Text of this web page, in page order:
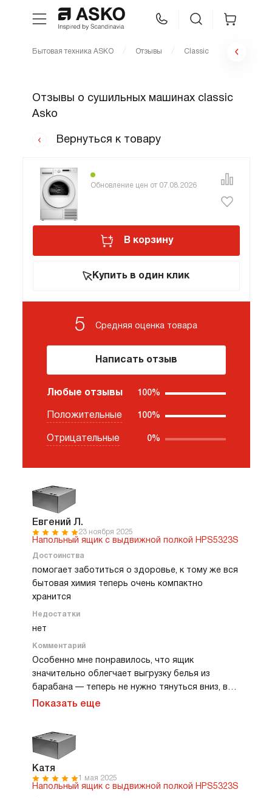
Техника для кухни
Уход за бельем
Asko Professional
Аксессуары
Бытовая техника ASKO Отзывы Classic
Отзывы о сушильных машинах classic
Asko
Вернуться к товару
Евгений Л.
23 ноября 2025
Напольный ящик с выдвижной полкой HPS5323S
Достоинства
помогает заботиться о здоровье, к тому же вся
бытовая химия теперь очень компактно
хранится
Недостатки
нет
Комментарий
Особенно мне понравилось, что ящик
значительно облегчает выгрузку белья из
барабана — теперь не нужно тянуться вниз, все
расположено на комфортной высоте. Я стала
чувствуется сразу, ящик выдерживает тяжелую
технику. Кроме того, внутри оказалось много
места для хранения бытовой химии — я даже не
ожидала такой вместительности. Дизайн очень
Показать еще
Катя
1 мая 2025
Напольный ящик с выдвижной полкой HPS5323S
Обновление цен от 07.08.2026
В корзину
Купить в один клик
5 Средняя оценка товара
Написать отзыв
Любые отзывы 100%
Положительные 100%
Отрицательные 0%